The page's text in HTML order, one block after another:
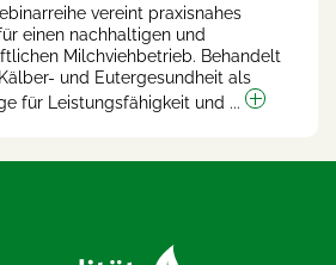
vereint praxisnahes
einen nachhaltigen und
Milchviehbetrieb. Behandelt
und Eutergesundheit als
für Leistungsfähigkeit und ...